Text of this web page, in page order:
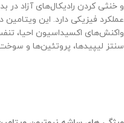
و خنثی کردن رادیکال‌های آزاد
عملکرد فیزیکی دارد. این
واکنش‌های اکسیداسیون احیا،
سنتز لیپیدها، پروتئین‌ها و